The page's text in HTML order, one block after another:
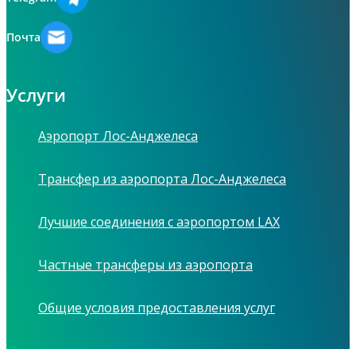
Почта
Услуги
Аэропорт Лос-Анджелеса
Трансфер из аэропорта Лос-Анджелеса
Лучшие соединения с аэропортом LAX
Частные трансферы из аэропорта
Общие условия предоставления услуг